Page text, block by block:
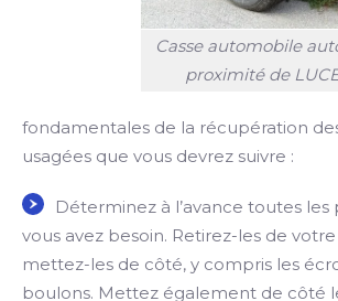
Casse automobile
proximité de
fondamentales de la récupération
usagées que vous devrez suivre :
Déterminez à l’avance toutes les
vous avez besoin. Retirez-les de
mettez-les de côté, y compris les
boulons. Mettez également de côté